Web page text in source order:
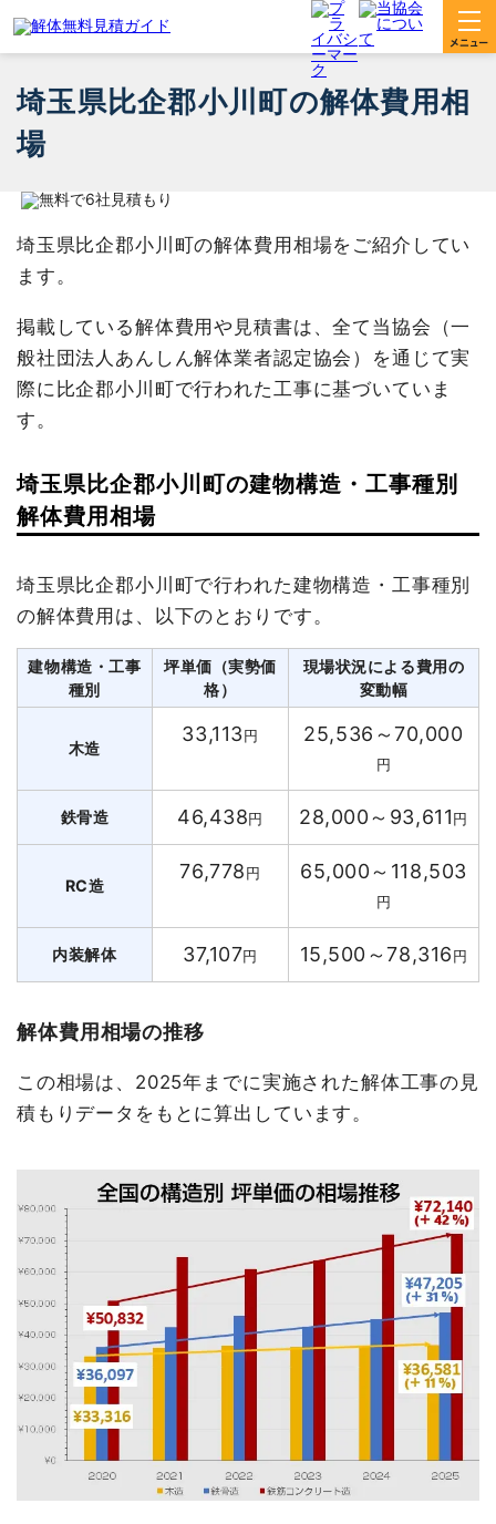
埼玉県比企郡小川町の解体費用相
場
埼玉県比企郡小川町の解体費用相場をご紹介してい
ます。
掲載している解体費用や見積書は、全て当協会（一
般社団法人あんしん解体業者認定協会）を通じて実
際に比企郡小川町で行われた工事に基づいていま
す。
埼玉県比企郡小川町の建物構造・工事種別
解体費用相場
埼玉県比企郡小川町で行われた建物構造・工事種別
の解体費用は、以下のとおりです。
建物構造・工事
種別
坪単価（実勢価
格）
現場状況による費用の
変動幅
木造
33,113円 25,536～70,000
円
鉄骨造 46,438円 28,000～93,611円
RC造
76,778円 65,000～118,503
円
内装解体 37,107円 15,500～78,316円
解体費用相場の推移
この相場は、2025年までに実施された解体工事の見
積もりデータをもとに算出しています。